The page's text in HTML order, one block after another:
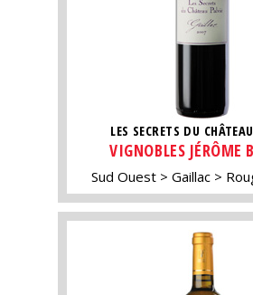
LES SECRETS DU
VIGNOBLES JÉRÔME
Sud Ouest Gaillac